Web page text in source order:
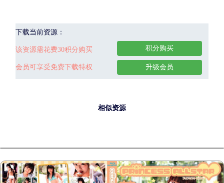
下载当前资源：
该资源需花费30积分购买
会员可享受免费下载特权
积分购买
升级会员
相似资源